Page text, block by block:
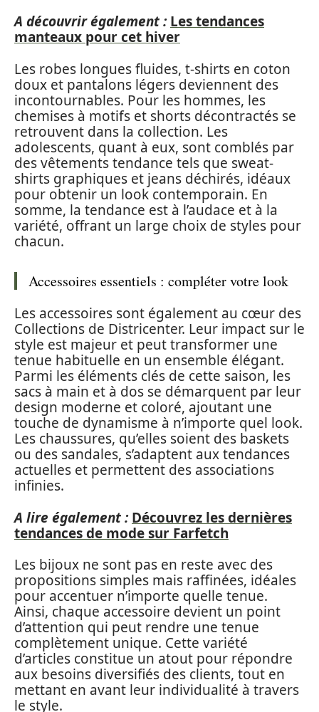
A découvrir également : Les tendances
manteaux pour cet hiver
Les robes longues fluides, t-shirts en coton
doux et pantalons légers deviennent des
incontournables. Pour les hommes, les
chemises à motifs et shorts décontractés se
retrouvent dans la collection. Les
adolescents, quant à eux, sont comblés par
des vêtements tendance tels que sweat-
shirts graphiques et jeans déchirés, idéaux
pour obtenir un look contemporain. En
somme, la tendance est à l’audace et à la
variété, offrant un large choix de styles pour
chacun.
Accessoires essentiels : compléter votre look
Les accessoires sont également au cœur des
Collections de Districenter. Leur impact sur le
style est majeur et peut transformer une
tenue habituelle en un ensemble élégant.
Parmi les éléments clés de cette saison, les
sacs à main et à dos se démarquent par leur
design moderne et coloré, ajoutant une
touche de dynamisme à n’importe quel look.
Les chaussures, qu’elles soient des baskets
ou des sandales, s’adaptent aux tendances
actuelles et permettent des associations
infinies.
A lire également : Découvrez les dernières
tendances de mode sur Farfetch
Les bijoux ne sont pas en reste avec des
propositions simples mais raffinées, idéales
pour accentuer n’importe quelle tenue.
Ainsi, chaque accessoire devient un point
d’attention qui peut rendre une tenue
complètement unique. Cette variété
d’articles constitue un atout pour répondre
aux besoins diversifiés des clients, tout en
mettant en avant leur individualité à travers
le style.